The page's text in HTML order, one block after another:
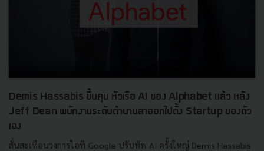
Demis Hassabis ขึ้นคุม หัวเรือ AI ของ Alphabet แล้ว หลัง
Jeff Dean พนักงานระดับตำนานลาออกไปตั้ง Startup ของตัว
เอง
สั่นสะเทือนวงการไอที Google ปรับทัพ AI ครั้งใหญ่ Demis Hassabis